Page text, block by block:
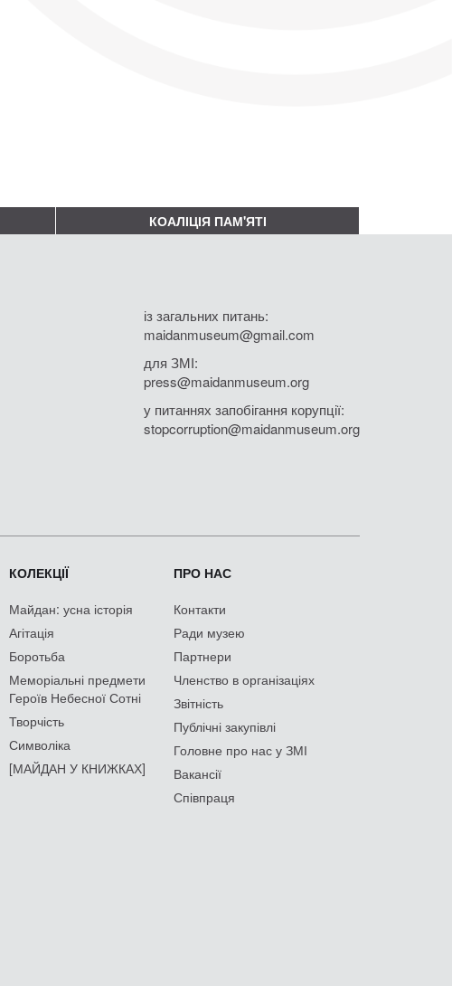
КОАЛІЦІЯ ПАМ'ЯТІ
із загальних питань:
maidanmuseum@gmail.com
для ЗМІ:
press@maidanmuseum.org
у питаннях запобігання корупції:
stopcorruption@maidanmuseum.org
КОЛЕКЦІЇ
Майдан: усна історія
Агітація
Боротьба
Меморіальні предмети
Героїв Небесної Сотні
Творчість
Символіка
[МАЙДАН У КНИЖКАХ]
ПРО НАС
Контакти
Ради музею
Партнери
Членство в організаціях
Звітність
Публічні закупівлі
Головне про нас у ЗМІ
Вакансії
Співпраця